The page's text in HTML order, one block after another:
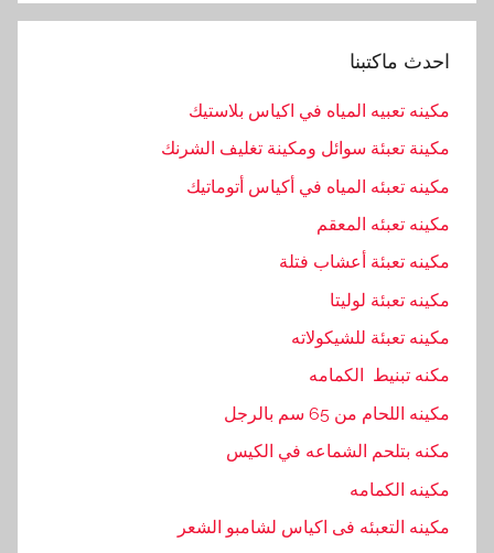
احدث ماكتبنا
مكينه تعبيه المياه في اكياس بلاستيك
مكينة تعبئة سوائل ومكينة تغليف الشرنك
مكينه تعبئه المياه في أكياس أتوماتيك
مكينه تعبئه المعقم
مكينه تعبئة أعشاب فتلة
مكينه تعبئة لوليتا
مكينه تعبئة للشيكولاته
مكنه تبنيط الكمامه
مكينه اللحام من 65 سم بالرجل
مكنه بتلحم الشماعه في الكيس
مكينه الكمامه
مكينه التعبئه فى اكياس لشامبو الشعر